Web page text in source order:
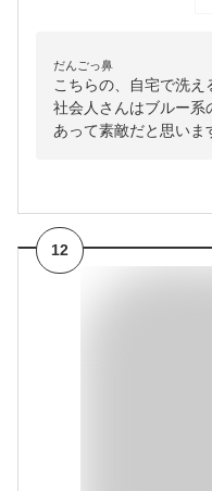
だんごっ鼻
こちらの、自宅で洗
社会人さんはブルー系
あって素敵だと思いま
12